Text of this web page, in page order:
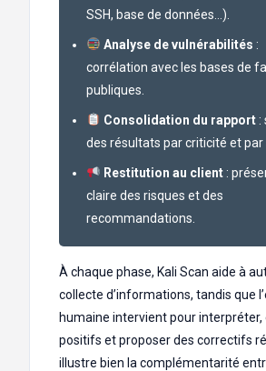
SSH, base de données…).
Analyse de vulnérabilités :
corrélation avec les bases de
publiques.
Consolidation du rapport:
des résultats par criticité et par
Restitution au client:
claire des risques et des
recommandations.
À chaque phase, Kali Scan aide à
collecte d’informations, tandis que
humaine intervient pour
positifs et proposer des correctifs
illustre bien la complémentarité